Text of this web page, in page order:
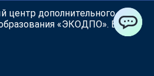
центр дополнительного
«ЭКОДПО». Все